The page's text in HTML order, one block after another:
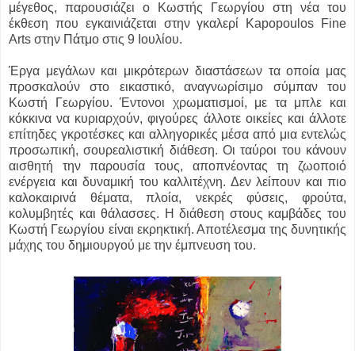
μέγεθος, παρουσιάζει ο Κωστής Γεωργίου στη νέα του
έκθεση που εγκαινιάζεται στην γκαλερί Kapopoulos Fine
Arts στην Πάτμο στις 9 Ιουλίου.
Έργα μεγάλων και μικρότερων διαστάσεων τα οποία μας
προσκαλούν στο εικαστικό, αναγνωρίσιμο σύμπαν του
Κωστή Γεωργίου. Έντονοι χρωματισμοί, με τα μπλε και
κόκκινα να κυριαρχούν, φιγούρες άλλοτε οικείες και άλλοτε
επίτηδες γκροτέσκες και αλληγορικές μέσα από μια εντελώς
προσωπική, σουρεαλιστική διάθεση. Οι ταύροι του κάνουν
αισθητή την παρουσία τους, αποπνέοντας τη ζωοποιό
ενέργεια και δυναμική του καλλιτέχνη. Δεν λείπουν και πιο
καλοκαιρινά θέματα, πλοία, νεκρές φύσεις, φρούτα,
κολυμβητές και θάλασσες. Η διάθεση στους καμβάδες του
Κωστή Γεωργίου είναι εκρηκτική. Αποτέλεσμα της δυνητικής
μάχης του δημιουργού με την έμπνευση του.